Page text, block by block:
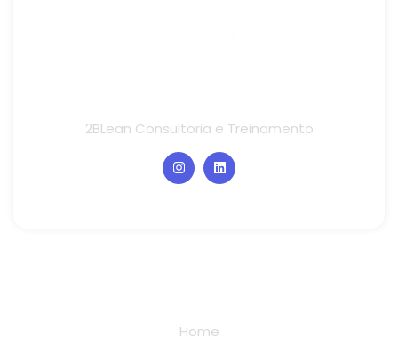
2BLean Consultoria e Treinamento
Home